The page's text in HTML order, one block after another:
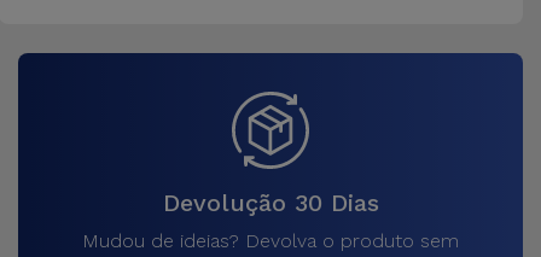
Devolução 30 Dias
Mudou de ideias? Devolva o produto sem